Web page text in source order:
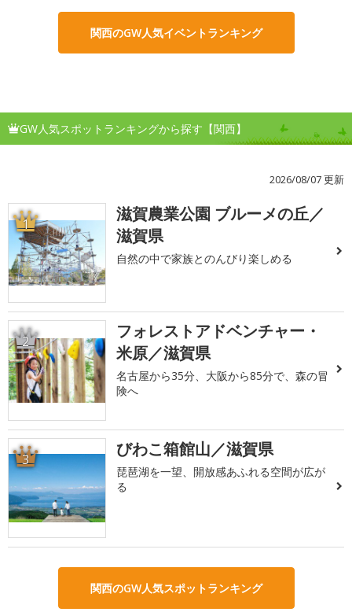
関西のGW人気イベントランキング
GW人気スポットランキングから探す【関西】
2026/08/07 更新
1
滋賀農業公園 ブルーメの丘／
滋賀県
自然の中で家族とのんびり楽しめる
2
フォレストアドベンチャー・
米原／滋賀県
名古屋から35分、大阪から85分で、森の冒
険へ
3 びわこ箱館山／滋賀県
琵琶湖を一望、開放感あふれる空間が広が
る
関西のGW人気スポットランキング